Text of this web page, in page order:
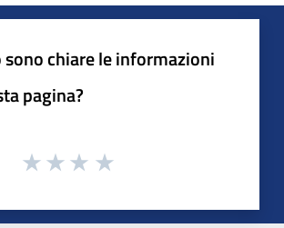
sono chiare le informazioni
pagina?